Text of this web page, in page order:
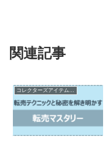
関連記事
コレクターズアイテムの売買とカスタマイズ